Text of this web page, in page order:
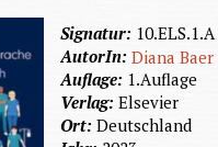
Signatur: 10.ELS.1.A
AutorIn:Diana Baer
Auflage: 1.Auflage
Verlag:Elsevier
Ort:Deutschland